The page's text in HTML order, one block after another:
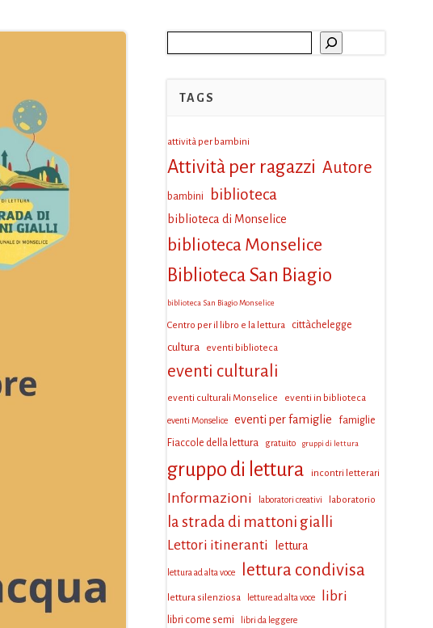
TAGS
attività per bambini
Attività per ragazzi Autore
bambini biblioteca
biblioteca di Monselice
biblioteca Monselice
Biblioteca San Biagio
biblioteca San Biagio Monselice
Centro per il libro e la lettura cittàchelegge
cultura eventi biblioteca
eventi culturali
eventi culturali Monselice eventi in biblioteca
eventi Monselice eventi per famiglie
famiglie
Fiaccole della lettura
gratuito gruppi di lettura
gruppo di lettura incontri letterari
Informazioni laboratori creativi laboratorio
la strada di mattoni gialli
Lettori itineranti lettura
lettura ad alta voce lettura condivisa
lettura silenziosa letture ad alta voce libri
libri come semi libri da leggere